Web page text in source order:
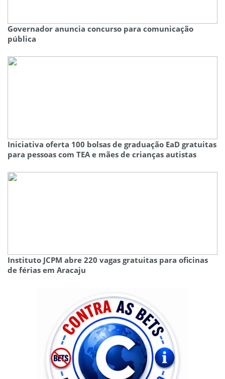
Governador anuncia concurso para comunicação
pública
Iniciativa oferta 100 bolsas de graduação EaD gratuitas
para pessoas com TEA e mães de crianças autistas
Instituto JCPM abre 220 vagas gratuitas para oficinas
de férias em Aracaju